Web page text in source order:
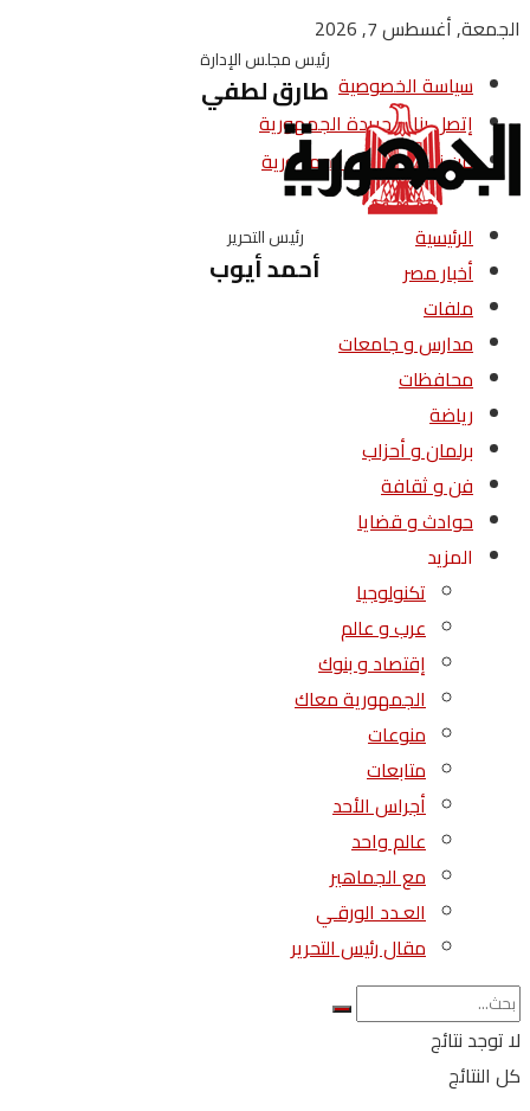
الجمعة, أغسطس 7, 2026
سياسة الخصوصية
إتصل بنا – جريدة الجمهورية
من نحن – جريدة الجمهورية
رئيس مجلس الإدارة
طارق لطفي
رئيس التحرير
أحمد أيوب
الرئيسية
أخبار مصر
ملفات
مدارس و جامعات
محافظات
رياضة
برلمان و أحزاب
فن و ثقافة
حوادث و قضايا
المزيد
تكنولوجيا
عرب و عالم
إقتصاد و بنوك
الجمهورية معاك
منوعات
متابعات
أجراس الأحد
عالم واحد
مع الجماهير
العـدد الورقـي
مقال رئيس التحرير
لا توجد نتائج
كل النتائج